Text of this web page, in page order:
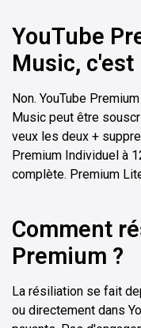
YouTube
Music, c'est
Non. YouTube
Music peut être
veux les deux +
Premium Individuel à
complète. Premium
Comment
Premium ?
La résiliation se fait
ou directement dans